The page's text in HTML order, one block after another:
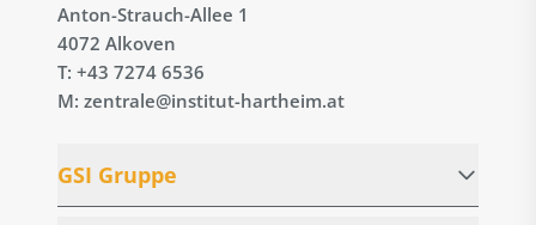
Anton-Strauch-Allee 1
4072 Alkoven
T: +43 7274 6536
M: zentrale@institut-hartheim.at
GSI Gruppe